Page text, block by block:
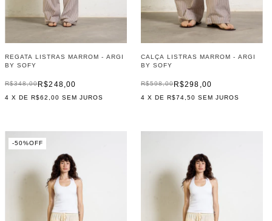
REGATA LISTRAS MARROM - ARGI
BY SOFY
R$248,00
R$348,00
4 X DER$62,00 SEM JUROS
CALÇA LISTRAS MARROM - ARGI
BY SOFY
R$298,00
R$598,00
4 X DE R$74,50 SEM JUROS
-50%OFF